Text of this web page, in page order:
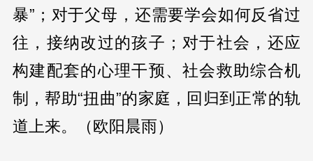
暴”；对于父母，还需要学会如何反省过
往，接纳改过的孩子；对于社会，还应
构建配套的心理干预、社会救助综合机
制，帮助“扭曲”的家庭，回归到正常的轨
道上来。（欧阳晨雨）